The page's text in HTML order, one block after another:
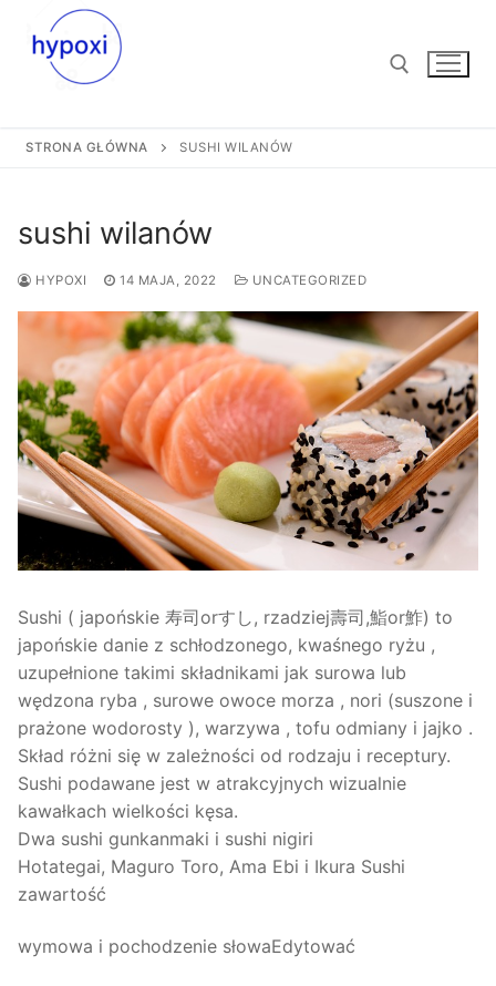
Przejdź
Szukaj:
STRONA GŁÓWNA SUSHI WILANÓW
sushi wilanów
HYPOXI 14 MAJA, 2022 UNCATEGORIZED
Sushi ( japońskie 寿司orすし, rzadziej壽司,鮨or鮓) to
japońskie danie z schłodzonego, kwaśnego ryżu ,
uzupełnione takimi składnikami jak surowa lub
wędzona ryba , surowe owoce morza , nori (suszone i
prażone wodorosty ), warzywa , tofu odmiany i jajko .
Skład różni się w zależności od rodzaju i receptury.
Sushi podawane jest w atrakcyjnych wizualnie
kawałkach wielkości kęsa.
Dwa sushi gunkanmaki i sushi nigiri
Hotategai, Maguro Toro, Ama Ebi i Ikura Sushi
zawartość
wymowa i pochodzenie słowaEdytować